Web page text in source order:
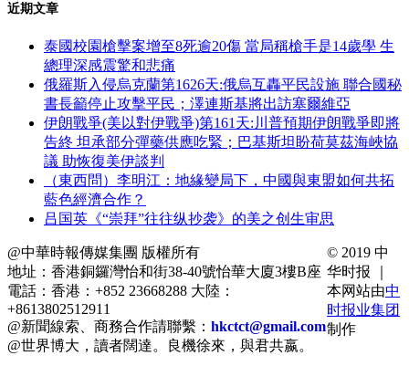
近期文章
泰國校園槍擊案增至8死逾20傷 當局稱槍手是14歲學 生
總理深感震驚和悲痛
俄羅斯入侵烏克蘭第1626天:俄烏互轟平民設施 聯合國秘
書長籲停止攻擊平民；澤連斯基將出訪塞爾維亞
伊朗戰爭(美以對伊戰爭)第161天:川普預期伊朗戰爭即將
告終 坦承部分彈藥供應吃緊；巴基斯坦盼荷莫茲海峽協
議 助恢復美伊談判
（東西問）李明江：地緣變局下，中國與東盟如何共拓
藍色經濟合作？
吕国英《“崇拜”往往纵抄袭》的美之创生审思
@中華時報傳媒集團 版權所有
地址：香港銅鑼灣怡和街38-40號怡華大廈3樓B座
電話：香港：+852 23668288 大陸：
+8613802512911
@新聞線索、商務合作請聯繫： hkctct@gmail.com
@世界博大，讀者闊達。良機徐來，與君共嬴。
© 2019 中
华时报 ｜
本网站由中
时报业集团
制作